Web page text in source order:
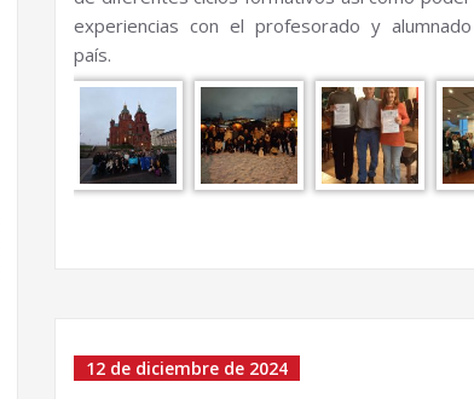
experiencias con el profesorado y
país.
12 de diciembre de 2024